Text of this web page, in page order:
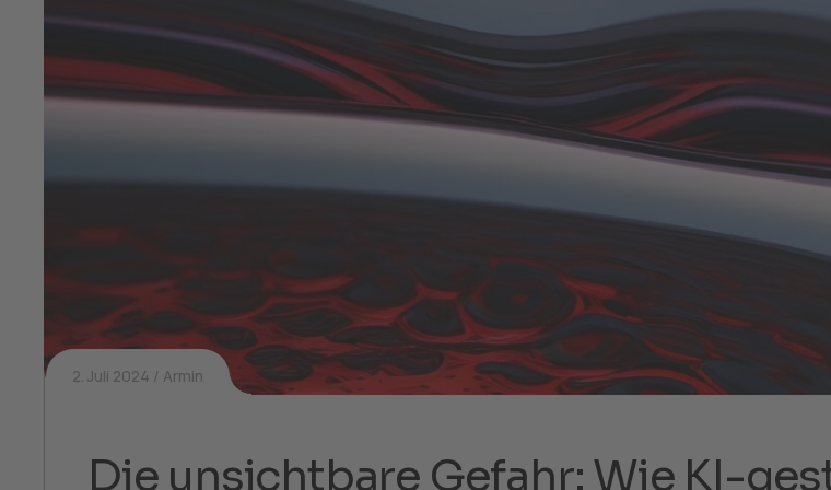
2. Juli 2024 Armin
Die unsichtbare Gefahr: Wie KI-